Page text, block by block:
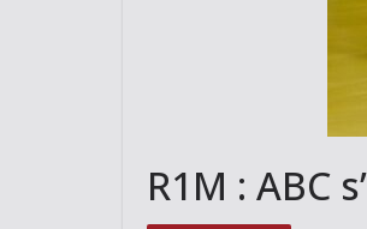
R1M : ABC